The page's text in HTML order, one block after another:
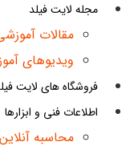
مجله لایت فیلد
مقالات
ویدیوهای
فروشگاه های لایت
اطلاعات فنی و ابزارها
محاسبه